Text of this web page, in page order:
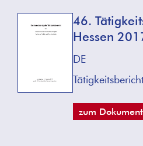
46.
Hessen
DE
zum Dokument